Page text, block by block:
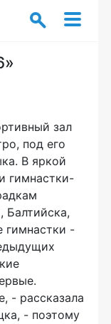
зал
под его
В яркой
гимнастки-
Балтийска,
гимнастки -
- рассказала
- поэтому